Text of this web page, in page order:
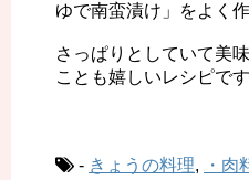
ゆで南蛮漬け」をよく
さっぱりとしていて美
ことも嬉しいレシピです
- きょうの料理, ・肉